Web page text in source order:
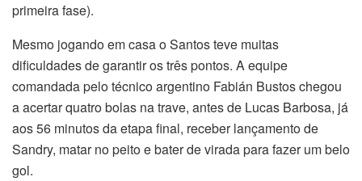
primeira fase).
Mesmo jogando em casa o Santos teve muitas
dificuldades de garantir os três pontos. A equipe
comandada pelo técnico argentino Fabián Bustos chegou
a acertar quatro bolas na trave, antes de Lucas Barbosa, já
aos 56 minutos da etapa final, receber lançamento de
Sandry, matar no peito e bater de virada para fazer um belo
gol.